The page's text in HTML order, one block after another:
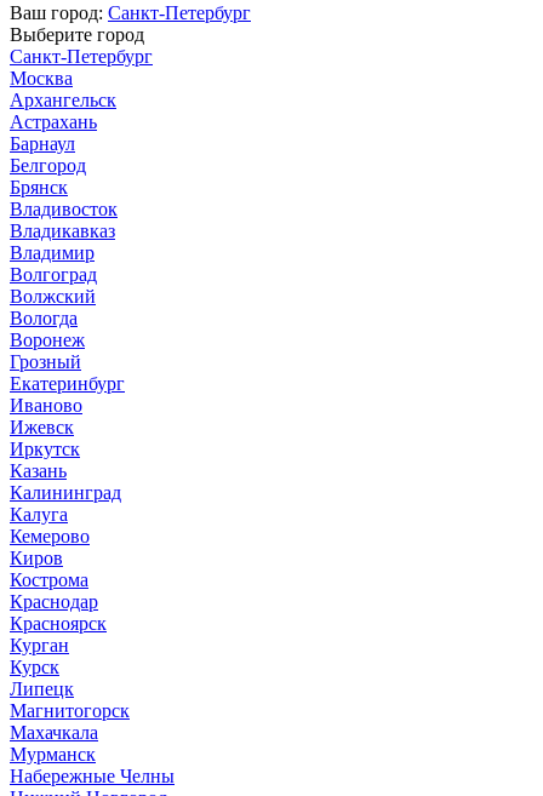
Ваш город: Санкт-Петербург
Выберите город
Санкт-Петербург
Москва
Архангельск
Астрахань
Барнаул
Белгород
Брянск
Владивосток
Владикавказ
Владимир
Волгоград
Волжский
Вологда
Воронеж
Грозный
Екатеринбург
Иваново
Ижевск
Иркутск
Казань
Калининград
Калуга
Кемерово
Киров
Кострома
Краснодар
Красноярск
Курган
Курск
Липецк
Магнитогорск
Махачкала
Мурманск
Набережные Челны